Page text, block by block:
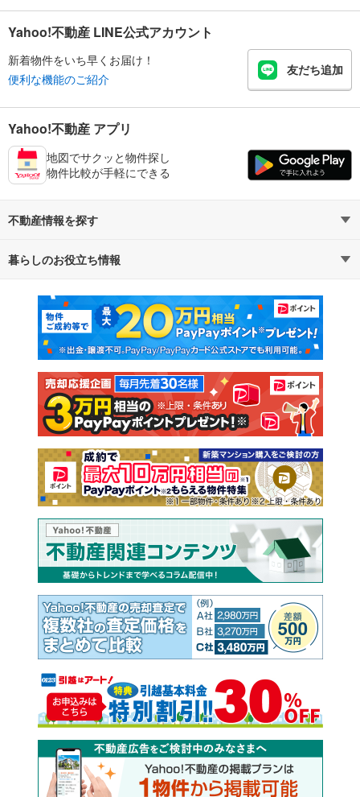
Yahoo!不動産 LINE公式アカウント
新着物件をいち早くお届け！
便利な機能のご紹介
友だち追加
Yahoo!不動産 アプリ
地図でサクッと物件探し
物件比較が手軽にできる
不動産情報を探す
不動産・住宅
新築マンション 中古マンション
新築一戸建て 中古一戸建て
注文住宅 土地
売却査定
暮らしのお役立ち情報
マンションカタログ 教えて！住まいの先生